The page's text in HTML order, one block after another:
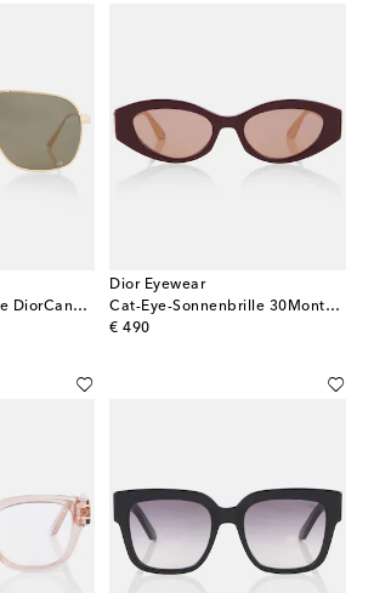
Aviator-Sonnenbrille DiorCannage A3U
Dior Eyewear
Cat-Eye-Sonnenbrille 30Montaigne B6I
€ 490
original price